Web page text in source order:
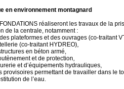
en environnement montagnard
réaliseront les travaux de la
de la centrale, notamment :
plateformes et des ouvrages (co-traitant
(co-traitant HYDREO),
en béton armé,
et de protection,
et d’équipements hydrauliques,
provisoires permettant de travailler dans le
de l’eau.